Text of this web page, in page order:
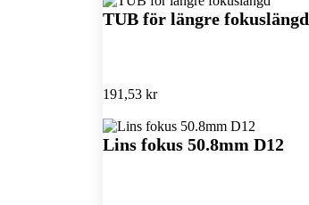
TUB för längre fokuslängd
191,53 kr
Lins fokus 50.8mm D12